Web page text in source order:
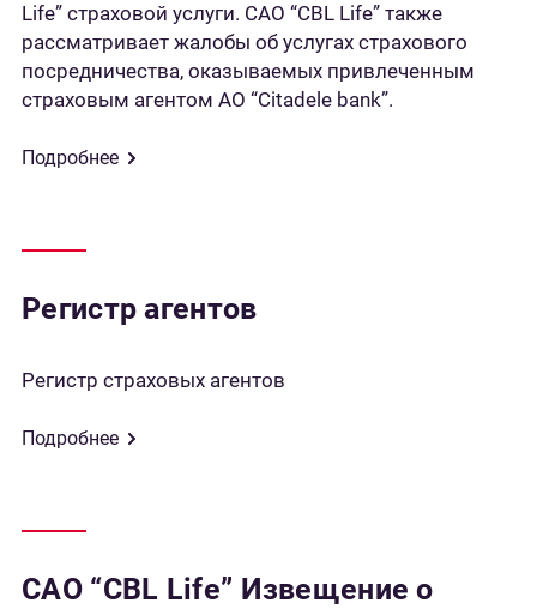
Life” страховой услуги. САО “CBL Life” также
рассматривает жалобы об услугах страхового
посредничества, оказываемых привлеченным
страховым агентом АО “Citadele bank”.
Подробнее
Регистр агентов
Регистр страховых агентов
Подробнее
САО “CBL Life” Извещение о